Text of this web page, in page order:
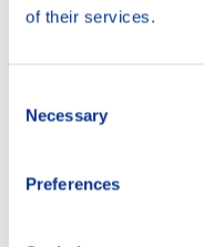
of their services.
Necessary
Preferences